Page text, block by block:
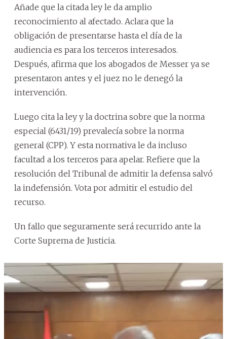
Añade que la citada ley le da amplio
reconocimiento al afectado. Aclara que la
obligación de presentarse hasta el día de la
audiencia es para los terceros interesados.
Después, afirma que los abogados de Messer ya se
presentaron antes y el juez no le denegó la
intervención.
Luego cita la ley y la doctrina sobre que la norma
especial (6431/19) prevalecía sobre la norma
general (CPP). Y esta normativa le da incluso
facultad a los terceros para apelar. Refiere que la
resolución del Tribunal de admitir la defensa salvó
la indefensión. Vota por admitir el estudio del
recurso.
Un fallo que seguramente será recurrido ante la
Corte Suprema de Justicia.